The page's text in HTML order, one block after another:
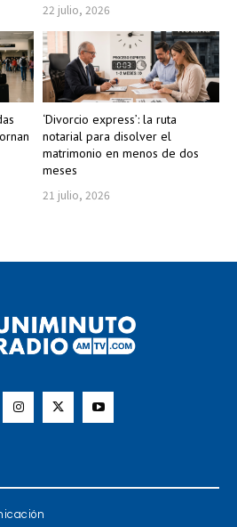
22 julio, 2026
‘Divorcio express’: la ruta
notarial para disolver el
matrimonio en menos de dos
meses
21 julio, 2026